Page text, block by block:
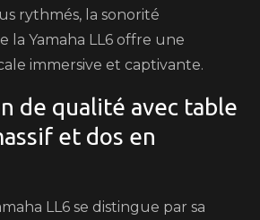
rythmés, la sonorité
la Yamaha LL6 offre une
immersive et captivante.
de qualité avec table
et dos en
LL6 se distingue par sa